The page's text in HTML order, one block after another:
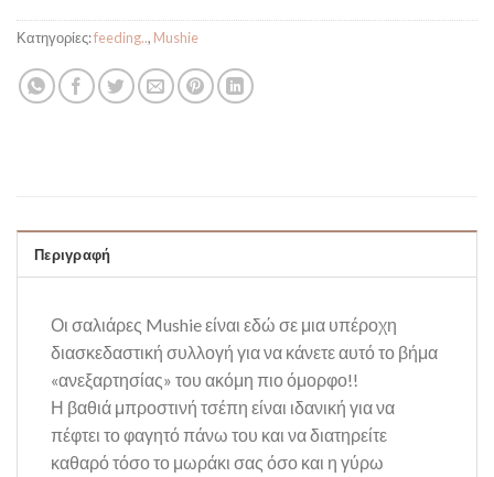
Κατηγορίες:feeding.., Mushie
Περιγραφή
Οι σαλιάρες Mushie είναι εδώ σε μια υπέροχη
διασκεδαστική συλλογή για να κάνετε αυτό το βήμα
«ανεξαρτησίας» του ακόμη πιο όμορφο!!
Η βαθιά μπροστινή τσέπη είναι ιδανική για να
πέφτει το φαγητό πάνω του και να διατηρείτε
καθαρό τόσο το μωράκι σας όσο και η γύρω